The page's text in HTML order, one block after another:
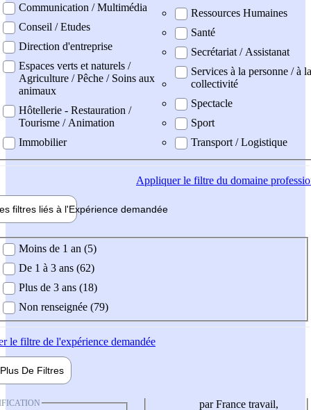
Communication / Multimédia
Conseil / Etudes
Direction d'entreprise
Espaces verts et naturels /
Agriculture / Pêche / Soins aux
animaux
Hôtellerie - Restauration /
Tourisme / Animation
Immobilier
Ressources Humaines
Santé
Secrétariat / Assistanat
Services à la personne / à la
collectivité
Spectacle
Sport
Transport / Logistique
Appliquerle filtre du domaine
filtres liés à l'Expérience demandée
demandée
Moins de 1 an (5)
De 1 à 3 ans (62)
Plus de 3 ans (18)
Non renseignée (79)
le filtre de l'expérience demandée
Plus De Filtres
par France travail,